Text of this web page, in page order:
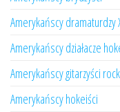
Amerykańscy dramaturdzy
Amerykańscy działacze
Amerykańscy gitarzyści
Amerykańscy hokeiści